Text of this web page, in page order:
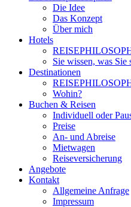
Die Idee
Das Konzept
Über mich
Hotels
Sie wissen, was Sie
Destinationen
Wohin?
Buchen & Reisen
Individuell oder
Preise
An- und Abreise
Mietwagen
Reiseversicherung
Angebote
Kontakt
Allgemeine Anfrage
Impressum